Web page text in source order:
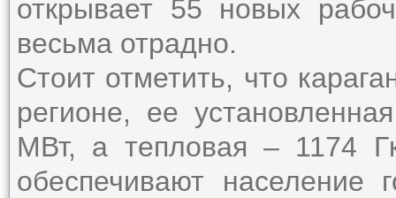
открывает 55 новых
весьма отрадно.
Стоит отметить, что
регионе, ее
МВт, а тепловая – 1174
обеспечивают население